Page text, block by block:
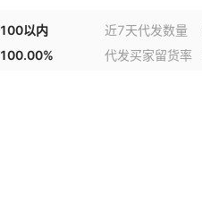
100以内 近7天代发数量
100.00% 代发买家留货率